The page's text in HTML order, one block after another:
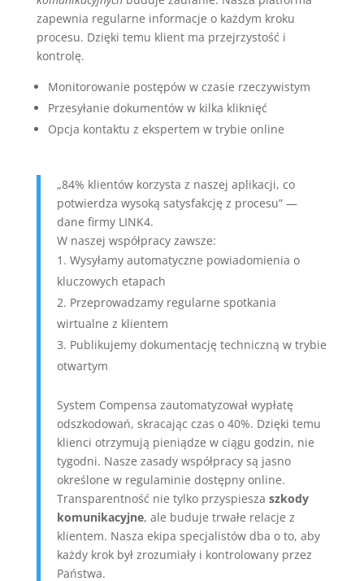
zapewnia regularne informacje o każdym kroku
procesu. Dzięki temu klient ma przejrzystość i
kontrolę.
Monitorowanie postępów w czasie rzeczywistym
Przesyłanie dokumentów w kilka kliknięć
Opcja kontaktu z ekspertem w trybie online
„84% klientów korzysta z naszej aplikacji, co
potwierdza wysoką satysfakcję z procesu” —
dane firmy LINK4.
W naszej współpracy zawsze:
Wysyłamy automatyczne powiadomienia o
kluczowych etapach
Przeprowadzamy regularne spotkania
wirtualne z klientem
Publikujemy dokumentację techniczną w trybie
otwartym
System Compensa zautomatyzował wypłatę
odszkodowań, skracając czas o 40%. Dzięki temu
klienci otrzymują pieniądze w ciągu godzin, nie
tygodni. Nasze zasady współpracy są jasno
określone w regulaminie dostępny online.
Transparentność nie tylko przyspiesza szkody
komunikacyjne, ale buduje trwałe relacje z
klientem. Nasza ekipa specjalistów dba o to, aby
każdy krok był zrozumiały i kontrolowany przez
Państwa.